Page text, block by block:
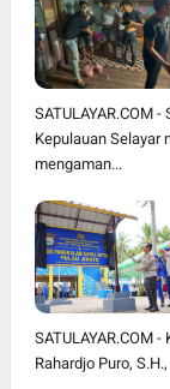
SATULAYAR.COM
Kepulauan Selayar
mengaman...
SATULAYAR.COM
Rahardjo Puro,